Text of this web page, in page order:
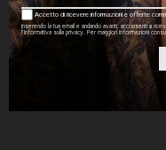
GENERE
Inserendo la tua email e andando avanti, acconsenti a
l’Informativa sulla privacy. Per maggiori informazioni
Accetto di ricevere informazioni e offerte